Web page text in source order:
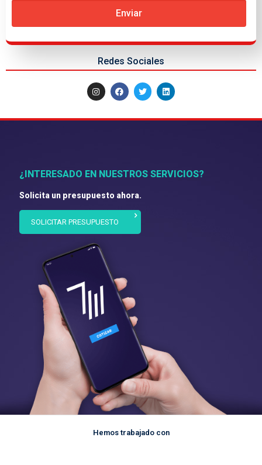
Enviar
Redes Sociales
¿INTERESADO EN NUESTROS SERVICIOS?
Solicita un presupuesto ahora.
SOLICITAR PRESUPUESTO
Hemos trabajado con